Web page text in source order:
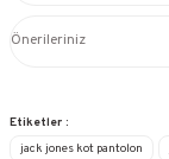
Önerileriniz
Etiketler :
jack jones kot pantolon